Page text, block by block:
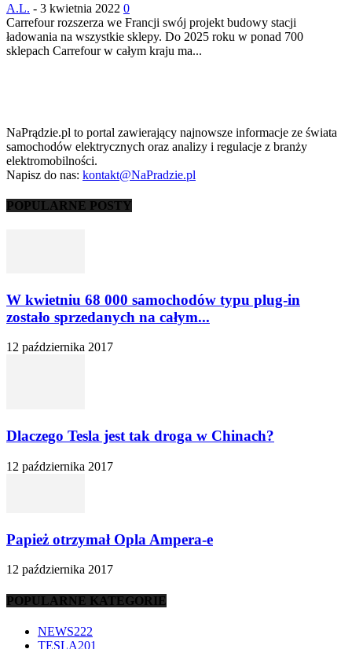
A.L. - 3 kwietnia 2022 0
Carrefour rozszerza we Francji swój projekt budowy stacji
ładowania na wszystkie sklepy. Do 2025 roku w ponad 700
sklepach Carrefour w całym kraju ma...
NaPrądzie.pl to portal zawierający najnowsze informacje ze świata
samochodów elektrycznych oraz analizy i regulacje z branży
elektromobilności.
Napisz do nas: kontakt@NaPradzie.pl
POPULARNE POSTY
W kwietniu 68 000 samochodów typu plug-in
zostało sprzedanych na całym...
12 października 2017
Dlaczego Tesla jest tak droga w Chinach?
12 października 2017
Papież otrzymał Opla Ampera-e
12 października 2017
POPULARNE KATEGORIE
NEWS222
TESLA201